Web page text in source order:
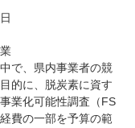
日
で、県内事業者の競
的に、脱炭素に資す
業化可能性調査（FS
費の一部を予算の範